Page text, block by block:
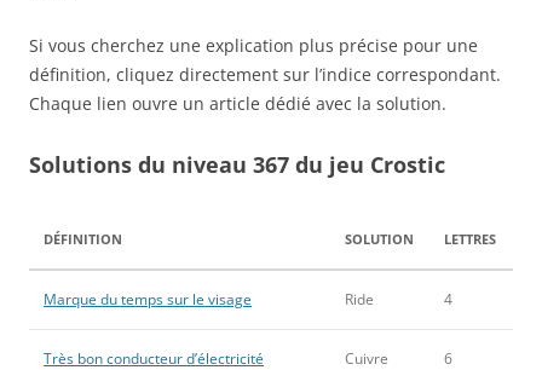
Si vous cherchez une explication plus précise pour une
définition, cliquez directement sur l’indice correspondant.
Chaque lien ouvre un article dédié avec la solution.
Solutions du niveau 367 du jeu Crostic
DÉFINITION SOLUTION LETTRES
Marque du temps sur le visage Ride 4
Très bon conducteur d’électricité Cuivre 6